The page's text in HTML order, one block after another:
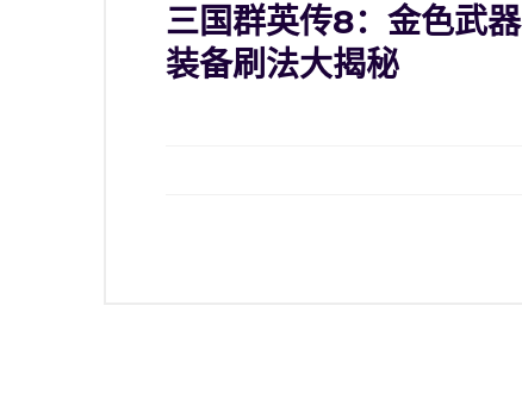
三国群英传8：金色武器
装备刷法大揭秘